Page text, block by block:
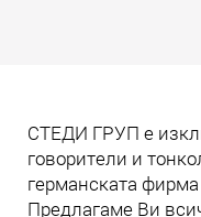
СТЕДИ ГРУП е
говорители и
германската
Предлагаме Ви